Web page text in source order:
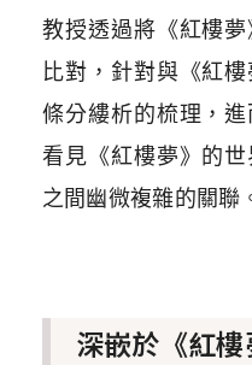
教授透過將《紅樓
比對，針對與《紅
條分縷析的梳理，
看見《紅樓夢》的
之間幽微複雜的關聯
深嵌於《紅